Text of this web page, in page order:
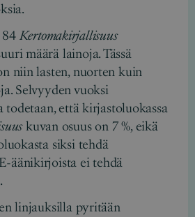
Kertomakirjallisuus
määrä lainoja. Tässä
niin lasten, nuorten kuin
Selvyyden vuoksi
todetaan, että kirjastoluokassa
kuvan osuus on 7 %, eikä
siksi tehdä
äänikirjoista ei tehdä
linjauksilla pyritään